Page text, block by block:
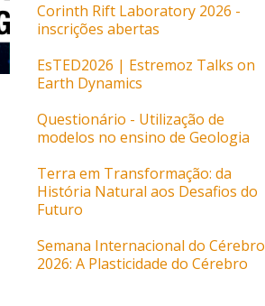
Resposta da APPBG à solicitação
da Comissão de Educação da
Assembleia da República (AR),
...
Corinth Rift Laboratory 2026 -
inscrições abertas
EsTED2026 | Estremoz Talks on
Earth Dynamics
Questionário - Utilização de
modelos no ensino de Geologia
Terra em Transformação: da
História Natural aos Desafios do
Futuro
Semana Internacional do Cérebro
2026: A Plasticidade do Cérebro